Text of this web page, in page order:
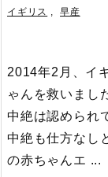
イギリス , 早産
2014年2月、イ
ゃんを救いまし
中絶は認められ
中絶も仕方なし
の赤ちゃんエ ...